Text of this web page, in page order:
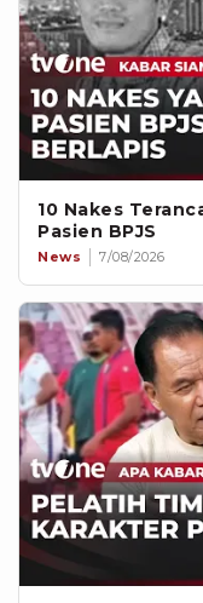
10 Nakes
Pasien BPJS
News 7/08/2026